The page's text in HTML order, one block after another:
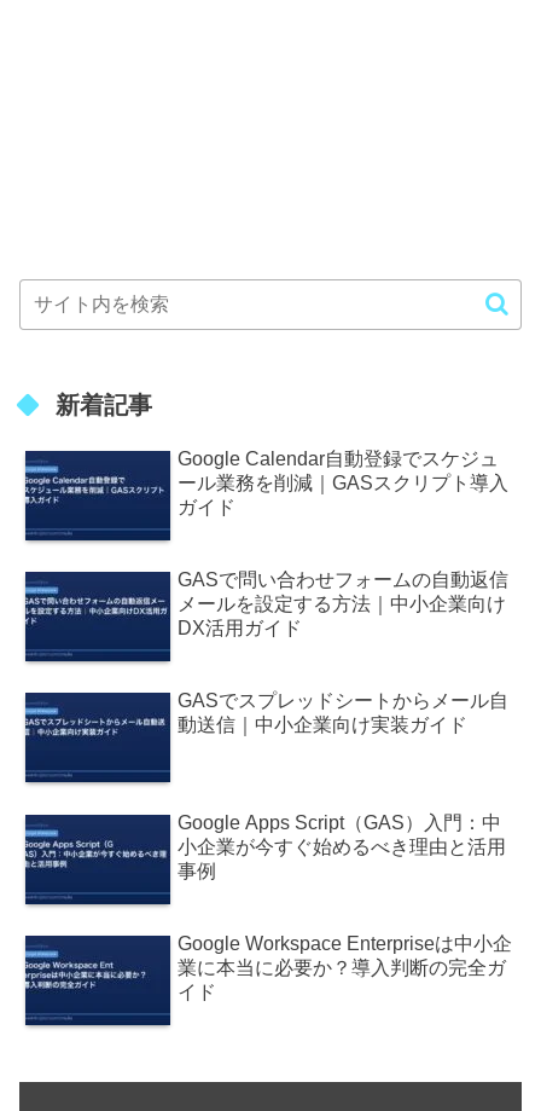
新着記事
Google Calendar自動登録でスケジュ
ール業務を削減｜GASスクリプト導入
ガイド
GASで問い合わせフォームの自動返信
メールを設定する方法｜中小企業向け
DX活用ガイド
GASでスプレッドシートからメール自
動送信｜中小企業向け実装ガイド
Google Apps Script（GAS）入門：中
小企業が今すぐ始めるべき理由と活用
事例
Google Workspace Enterpriseは中小企
業に本当に必要か？導入判断の完全ガ
イド